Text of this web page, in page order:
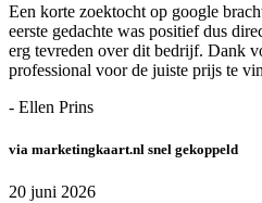
Een korte zoektocht op google
eerste gedachte was positief dus
erg tevreden over dit bedrijf. Dank
professional voor de juiste prijs te
- Ellen Prins
via marketingkaart.nl snel gekoppeld
20 juni 2026